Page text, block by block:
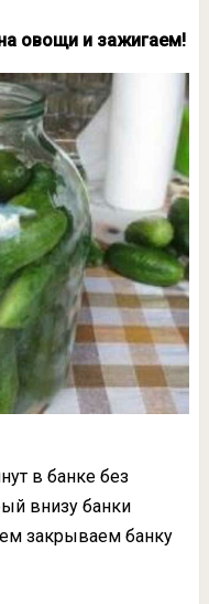
овощи и зажигаем!
в банке без
внизу банки
закрываем банку